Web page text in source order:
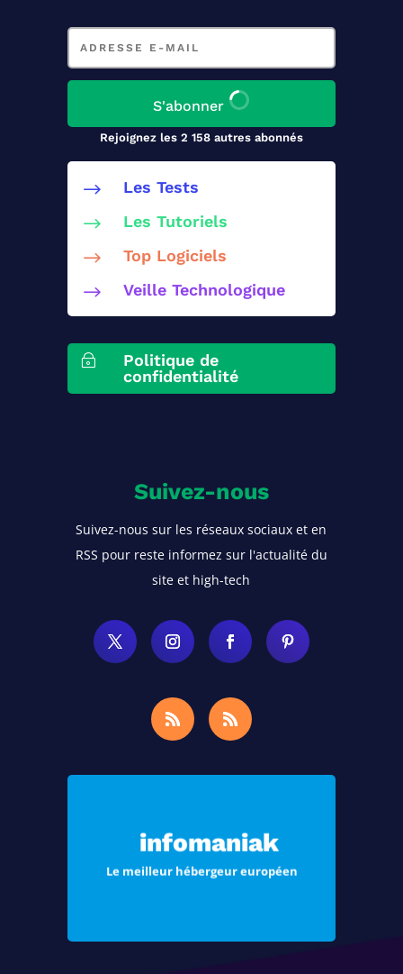
Adresse
mail
S'abonner
Rejoignez les 2 158 autres abonnés
$ Les Tests
$ Les Tutoriels
$ Top Logiciels
$ Veille Technologique
~
Politique de
confidentialité
Suivez-nous
Suivez-nous sur les réseaux sociaux et en
RSS pour reste informez sur l'actualité du
site et high-tech
infomaniak
Le meilleur hébergeur européen
hébergement pour vos sites Web et
vos e-mails